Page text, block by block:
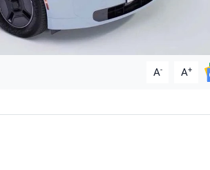
A- A+